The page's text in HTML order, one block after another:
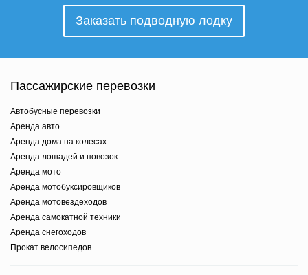
Заказать подводную лодку
Пассажирские перевозки
Автобусные перевозки
Аренда авто
Аренда дома на колесах
Аренда лошадей и повозок
Аренда мото
Аренда мотобуксировщиков
Аренда мотовездеходов
Аренда самокатной техники
Аренда снегоходов
Прокат велосипедов